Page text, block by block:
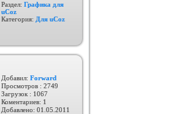
Раздел: Графика для
uCoz
Категория: Для uCoz
Добавил: Forward
Просмотров : 2749
Загрузок : 1067
Коментариев: 1
Добавлено: 01.05.2011